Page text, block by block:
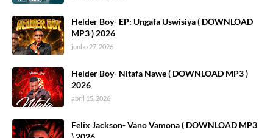
Helder Boy- EP: Ungafa Uswisiya ( DOWNLOAD
MP3 ) 2026
junho 27, 2026
Helder Boy- Nitafa Nawe ( DOWNLOAD MP3 )
2026
abril 15, 2026
Felix Jackson- Vano Vamona ( DOWNLOAD MP3